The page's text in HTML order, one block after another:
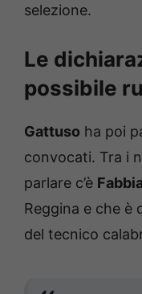
selezione.
Le
possibile
Gattuso ha poi
convocati. Tra i
parlare c’è
Reggina e che è
del tecnico